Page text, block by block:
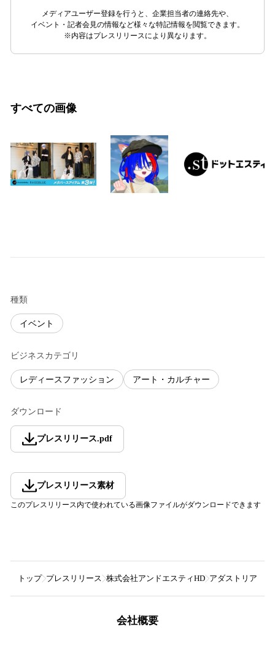
メディアユーザー登録を行うと、企業担当者の連絡先や、
イベント・記者会見の情報など様々な特記情報を閲覧できます。
※内容はプレスリリースにより異なります。
すべての画像
種類
イベント
ビジネスカテゴリ
レディースファッション アート・カルチャー
ダウンロード
プレスリリース.pdf
プレスリリース素材
このプレスリリース内で使われている画像ファイルがダウンロードできます
トップ プレスリリース 株式会社アンドエスティHD アダストリアが
会社概要